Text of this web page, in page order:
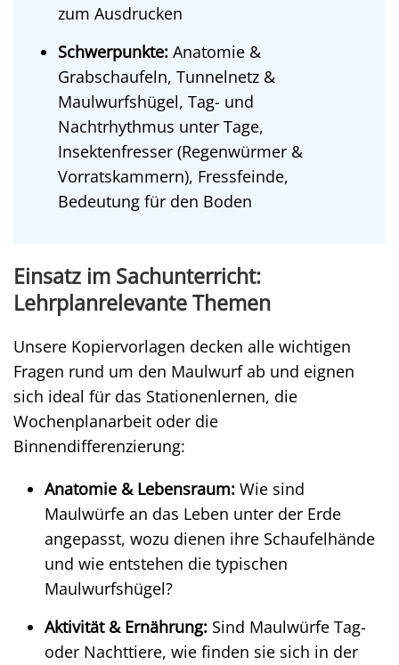
zum Ausdrucken
Schwerpunkte: Anatomie &
Grabschaufeln, Tunnelnetz &
Maulwurfshügel, Tag- und
Nachtrhythmus unter Tage,
Insektenfresser (Regenwürmer &
Vorratskammern), Fressfeinde,
Bedeutung für den Boden
Einsatz im Sachunterricht:
Lehrplanrelevante Themen
Unsere Kopiervorlagen decken alle wichtigen
Fragen rund um den Maulwurf ab und eignen
sich ideal für das Stationenlernen, die
Wochenplanarbeit oder die
Binnendifferenzierung:
Anatomie & Lebensraum: Wie sind
Maulwürfe an das Leben unter der Erde
angepasst, wozu dienen ihre Schaufelhände
und wie entstehen die typischen
Maulwurfshügel?
Aktivität & Ernährung: Sind Maulwürfe Tag-
oder Nachttiere, wie finden sie sich in der